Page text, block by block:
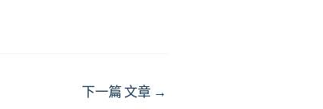
下一篇 文章 →